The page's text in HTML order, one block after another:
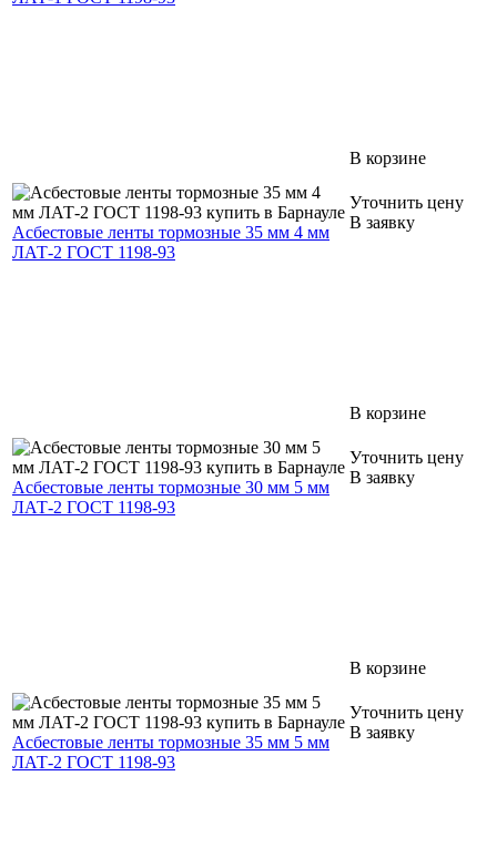
В корзине
Асбестовые ленты тормозные 35 мм 4 мм
ЛАТ-2 ГОСТ 1198-93
Уточнить цену
В заявку
В корзине
Асбестовые ленты тормозные 30 мм 5 мм
ЛАТ-2 ГОСТ 1198-93
Уточнить цену
В заявку
В корзине
Асбестовые ленты тормозные 35 мм 5 мм
ЛАТ-2 ГОСТ 1198-93
Уточнить цену
В заявку